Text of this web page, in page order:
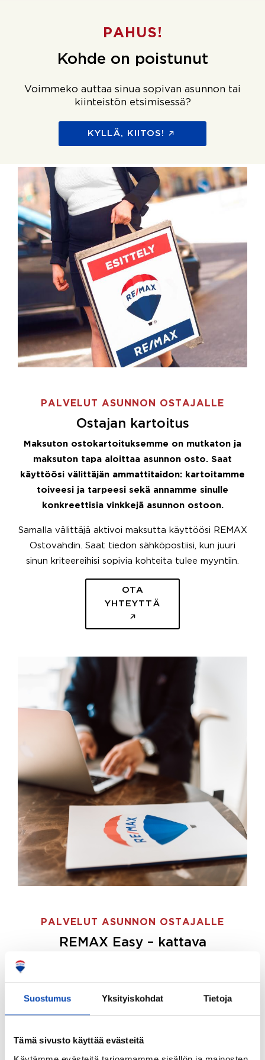
Suostumus Yksityiskohdat Tietoja
Tämä sivusto käyttää evästeitä
PAHUS!
Kohde on poistunut
Voimmeko auttaa sinua sopivan asunnon tai
kiinteistön etsimisessä?
KYLLÄ, KIITOS!
PALVELUT ASUNNON OSTAJALLE
Ostajan kartoitus
Maksuton ostokartoituksemme on mutkaton ja
maksuton tapa aloittaa asunnon osto. Saat
käyttöösi välittäjän ammattitaidon: kartoitamme
toiveesi ja tarpeesi sekä annamme sinulle
konkreettisia vinkkejä asunnon ostoon.
Samalla välittäjä aktivoi maksutta käyttöösi REMAX
Ostovahdin. Saat tiedon sähköpostiisi, kun juuri
sinun kriteereihisi sopivia kohteita tulee myyntiin.
OTA
YHTEYTTÄ
PALVELUT ASUNNON OSTAJALLE
REMAX Easy – kattava
ostajille.
Tee ostotoimeksianto ja etsimme juuri